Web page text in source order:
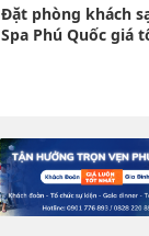
Đặt phòng khách
Spa Phú Quốc giá